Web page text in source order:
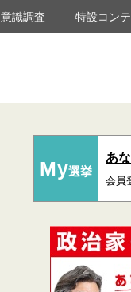
意識調査 特設コン
My選挙
あ
会員